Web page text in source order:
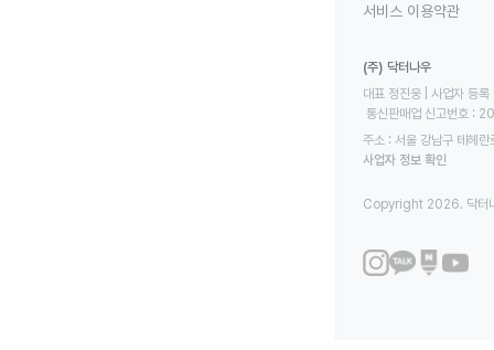
서비스 이용약관
(주) 닥터나우
대표 정진웅 | 사업자
통신판매업 신고번호
주소 : 서울 강남구 테헤
사업자 정보 확인
Copyright 2026. 닥터